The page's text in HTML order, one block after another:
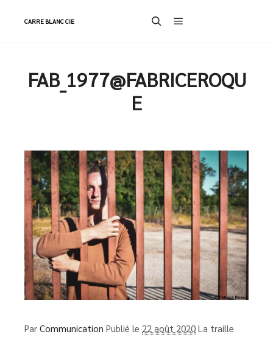
CARRE BLANC CIE
FAB_1977@FABRICEROQU
E
Par Communication Publié le 22 août 2020 La traille